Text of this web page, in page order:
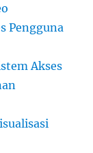
Pengguna
Akses